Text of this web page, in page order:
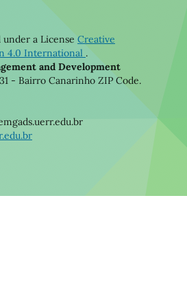
a License Creative
4.0 International .
and Development
- Bairro Canarinho ZIP Code.